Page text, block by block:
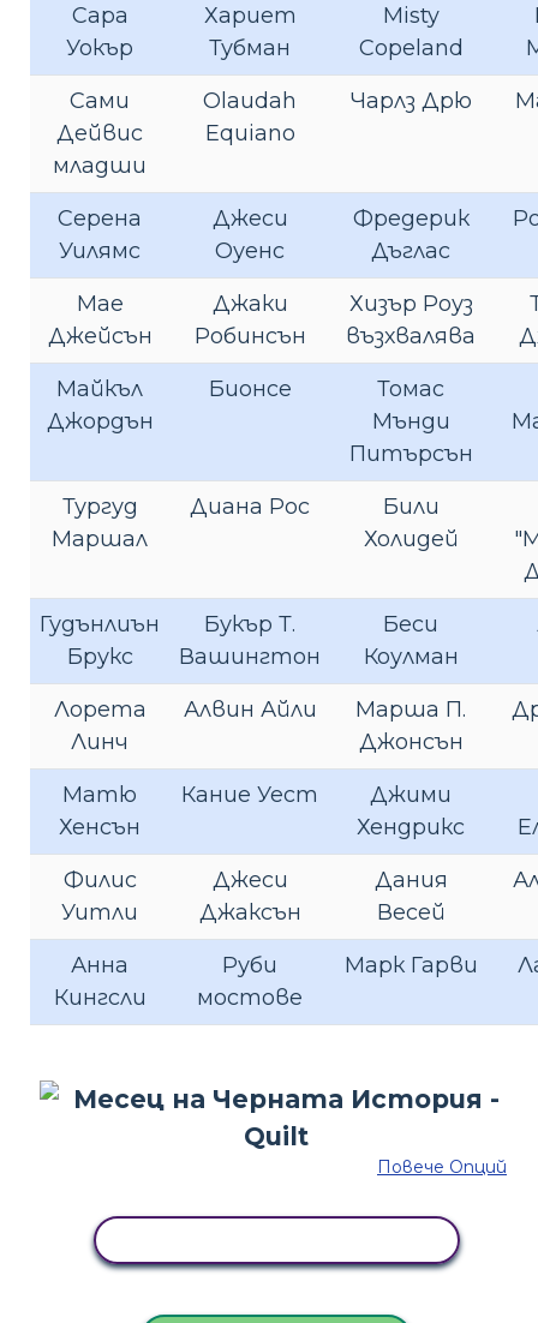
Сара
Уокър
Хариет
Тубман
Misty
Copeland
Сами
Дейвис
младши
Olaudah
Equiano
Чарлз Дрю
Серена
Уилямс
Джеси
Оуенс
Фредерик
Дъглас
Мае
Джейсън
Джаки
Робинсън
Хизър Роуз
възхвалява
Майкъл
Джордън
Бионсе
Томас
Мънди
Питърсън
Тургуд
Маршал
Диана Рос
Били
Холидей
Гудънлиън
Брукс
Букър Т.
Вашингтон
Беси
Коулман
Лорета
Линч
Алвин Айли
Марша П.
Джонсън
Матю
Хенсън
Кание Уест
Джими
Хендрикс
Филис
Уитли
Джеси
Джаксън
Дания
Весей
Анна
Кингсли
Руби
мостове
Марк Гарви
Повече Опций